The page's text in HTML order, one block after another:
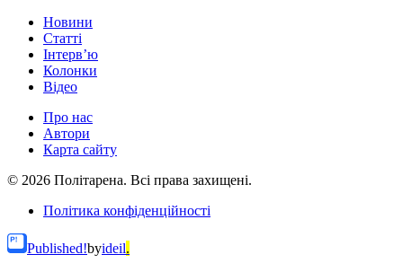
Новини
Статті
Інтерв’ю
Колонки
Відео
Про нас
Автори
Карта сайту
© 2026 Політарена. Всі права захищені.
Політика конфіденційності
Published!byideil.